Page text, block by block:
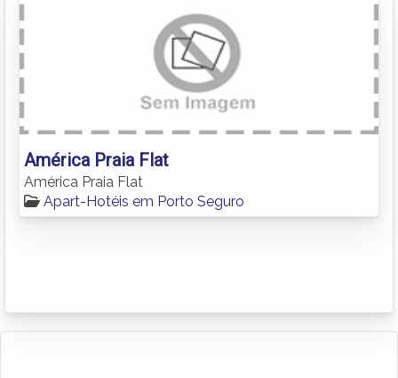
América Praia Flat
América Praia Flat
Apart-Hotéis em Porto Seguro